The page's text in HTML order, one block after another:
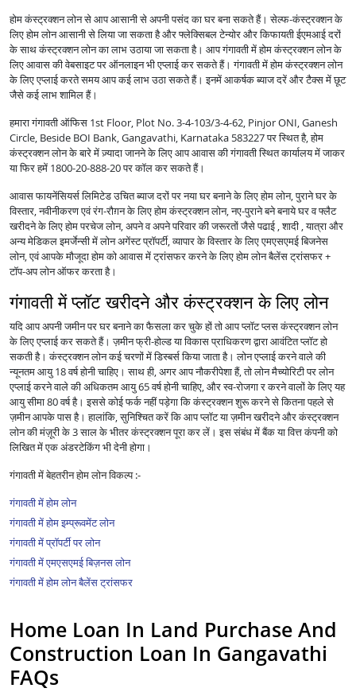
होम कंस्ट्रक्शन लोन से आप आसानी से अपनी पसंद का घर बना सकते हैं। सेल्फ-कंस्ट्रक्शन के
लिए होम लोन आसानी से लिया जा सकता है और फ्लेक्सिबल टेन्योर और किफायती ईएमआई दरों
के साथ कंस्ट्रक्शन लोन का लाभ उठाया जा सकता है। आप गंगावती में होम कंस्ट्रक्शन लोन के
लिए आवास की वेबसाइट पर ऑनलाइन भी एप्लाई कर सकते हैं। गंगावती में होम कंस्ट्रक्शन लोन
के लिए एप्लाई करते समय आप कई लाभ उठा सकते हैं। इनमें आकर्षक ब्याज दरें और टैक्स में छूट
जैसे कई लाभ शामिल हैं।
हमारा गंगावती ऑफिस 1st Floor, Plot No. 3-4-103/3-4-62, Pinjor ONI, Ganesh
Circle, Beside BOI Bank, Gangavathi, Karnataka 583227 पर स्थित है, होम
कंस्ट्रक्शन लोन के बारे में ज़्यादा जानने के लिए आप आवास की गंगावती स्थित कार्यालय में जाकर
या फिर हमें 1800-20-888-20 पर कॉल कर सकते हैं।
आवास फायनेंसियर्स लिमिटेड उचित ब्याज दरों पर नया घर बनाने के लिए होम लोन, पुराने घर के
विस्तार, नवीनीकरण एवं रंग-रौग़न के लिए होम कंस्ट्रक्शन लोन, नए-पुराने बने बनाये घर व फ्लैट
खरीदने के लिए होम परचेज लोन, अपने व अपने परिवार की जरूरतों जैसे पढाई , शादी , यात्रा और
अन्य मेडिकल इमर्जेन्सी में लोन अगेंस्ट प्रॉपर्टी, व्यापार के विस्तार के लिए एमएसएमई बिजनेस
लोन, एवं आपके मौजूदा होम को आवास में ट्रांसफर करने के लिए होम लोन बैलेंस ट्रांसफर +
टॉप-अप लोन ऑफर करता है।
गंगावती में प्लॉट खरीदने और कंस्ट्रक्शन के लिए लोन
यदि आप अपनी जमीन पर घर बनाने का फैसला कर चुके हों तो आप प्लॉट प्लस कंस्ट्रक्शन लोन
के लिए एप्लाई कर सकते हैं। ज़मीन फ्री-होल्ड या विकास प्राधिकरण द्वारा आवंटित प्लॉट हो
सकती है। कंस्ट्रक्शन लोन कई चरणों में डिस्बर्स किया जाता है। लोन एप्लाई करने वाले की
न्यूनतम आयु 18 वर्ष होनी चाहिए। साथ ही, अगर आप नौकरीपेशा हैं, तो लोन मैच्योरिटी पर लोन
एप्लाई करने वाले की अधिकतम आयु 65 वर्ष होनी चाहिए, और स्व-रोजगा र करने वालों के लिए यह
आयु सीमा 80 वर्ष है। इससे कोई फर्क नहीं पड़ेगा कि कंस्ट्रक्शन शुरू करने से कितना पहले से
ज़मीन आपके पास है। हालांकि, सुनिश्चित करें कि आप प्लॉट या ज़मीन खरीदने और कंस्ट्रक्शन
लोन की मंज़ूरी के 3 साल के भीतर कंस्ट्रक्शन पूरा कर लें। इस संबंध में बैंक या वित्त कंपनी को
लिखित में एक अंडरटेकिंग भी देनी होगा।
गंगावती में बेहतरीन होम लोन विकल्प :-
गंगावती में होम लोन
गंगावती में होम इम्प्रूवमेंट लोन
गंगावती में प्रॉपर्टी पर लोन
गंगावती में एमएसएमई बिज़नस लोन
गंगावती में होम लोन बैलेंस ट्रांसफर
Home Loan In Land Purchase And
Construction Loan In Gangavathi
FAQs